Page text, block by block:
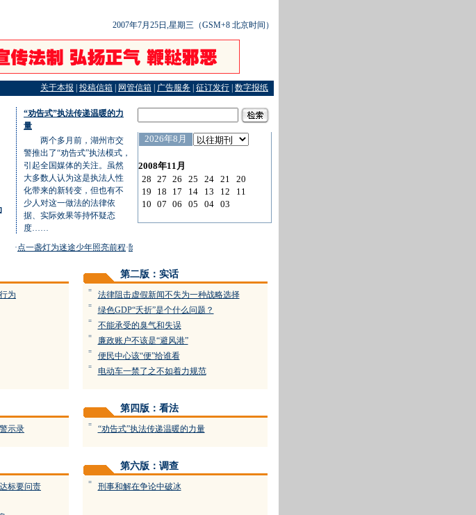
2007年7月25日,星期三（GSM+8 北京时间）
关于本报 投稿信箱 网管信箱 广告服务 征订发行 数字报纸
“劝告式”执法传递温暖的力
量
两个多月前，湖州市交
警推出了“劝告式”执法模式，
引起全国媒体的关注。虽然
大多数人认为这是执法人性
化带来的新转变，但也有不
少人对这一做法的法律依
据、实际效果等持怀疑态
度……
点一盏灯为迷途少年照亮前程·除草剂除了草又除了菜
为
第二版：实话
= 法律阻击虚假新闻不失为一种战略选择
= 绿色GDP“夭折”是个什么问题？
= 不能承受的臭气和失误
= 廉政账户不该是“避风港”
= 便民中心该“便”给谁看
= 电动车一禁了之不如着力规范
示录
第四版：看法
= “劝告式”执法传递温暖的力量
标要问责
第六版：调查
= 刑事和解在争论中破冰